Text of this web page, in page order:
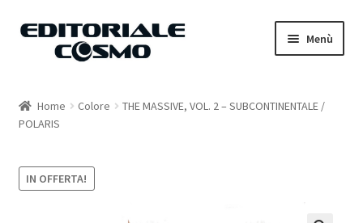
Vai
Vai
Menù
Catalogo
Carrello
Home Colore
THE MASSIVE, VOL. 2 – SUBCONTINENTALE /
POLARIS
IN OFFERTA!